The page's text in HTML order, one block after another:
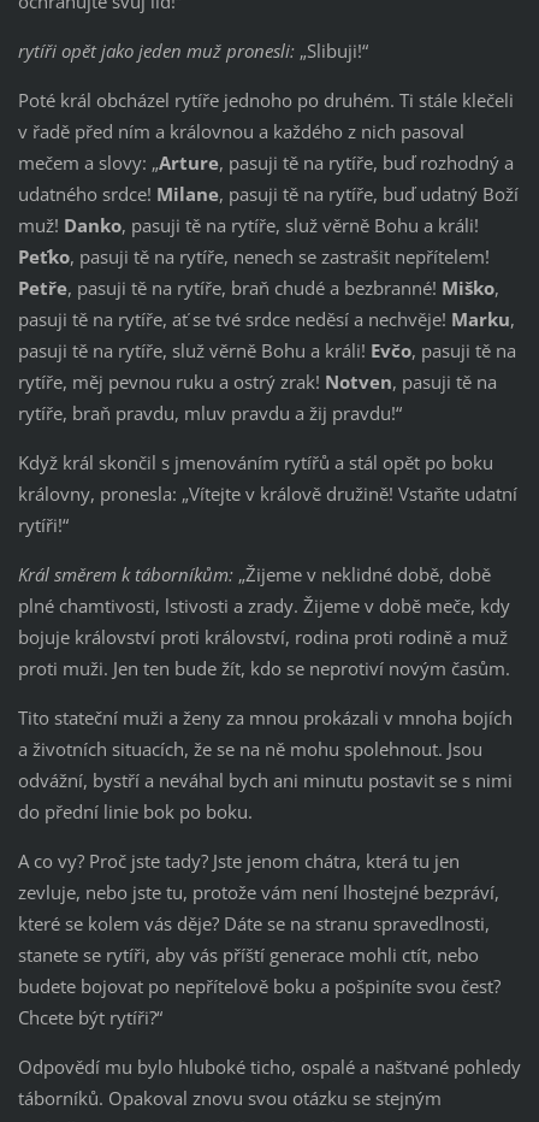
rytíři opět jako jeden muž pronesli:„Slibuji!“
Poté král obcházel rytíře jednoho po druhém. Ti stále klečeli
v řadě před ním a královnou a každého z nich pasoval
mečem a slovy: „Arture, pasuji tě na rytíře, buď rozhodný a
udatného srdce! Milane, pasuji tě na rytíře, buď udatný Boží
muž! Danko, pasuji tě na rytíře, služ věrně Bohu a králi!
Peťko, pasuji tě na rytíře, nenech se zastrašit nepřítelem!
Petře, pasuji tě na rytíře, braň chudé a bezbranné! Miško,
pasuji tě na rytíře, ať se tvé srdce neděsí a nechvěje! Marku,
pasuji tě na rytíře, služ věrně Bohu a králi! Evčo, pasuji tě na
rytíře, měj pevnou ruku a ostrý zrak! Notven, pasuji tě na
rytíře, braň pravdu, mluv pravdu a žij pravdu!“
Když král skončil s jmenováním rytířů a stál opět po boku
královny, pronesla: „Vítejte v králově družině! Vstaňte udatní
rytíři!“
Král směrem k táborníkům:„Žijeme v neklidné době, době
plné chamtivosti, lstivosti a zrady. Žijeme v době meče, kdy
bojuje království proti království, rodina proti rodině a muž
proti muži. Jen ten bude žít, kdo se neprotiví novým časům.
Tito stateční muži a ženy za mnou prokázali v mnoha bojích
a životních situacích, že se na ně mohu spolehnout. Jsou
odvážní, bystří a neváhal bych ani minutu postavit se s nimi
do přední linie bok po boku.
A co vy? Proč jste tady? Jste jenom chátra, která tu jen
zevluje, nebo jste tu, protože vám není lhostejné bezpráví,
které se kolem vás děje? Dáte se na stranu spravedlnosti,
stanete se rytíři, aby vás příští generace mohli ctít, nebo
budete bojovat po nepřítelově boku a pošpiníte svou čest?
Chcete být rytíři?“
Odpovědí mu bylo hluboké ticho, ospalé a naštvané pohledy
táborníků. Opakoval znovu svou otázku se stejným